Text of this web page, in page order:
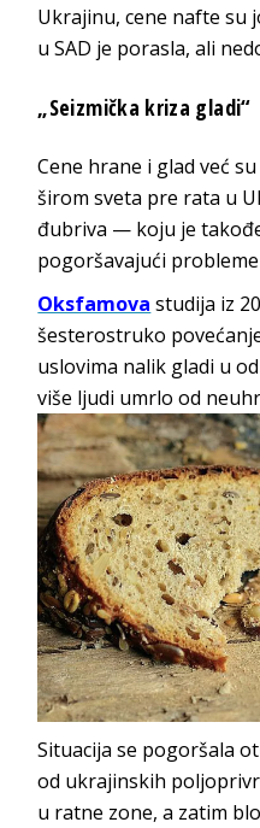
Ukrajinu, cene nafte su
u SAD je porasla, ali
„Seizmička kriza gladi“
Cene hrane i glad već
širom sveta pre rata u
đubriva — koju je
pogoršavajući
Oksfamova studija iz
šesterostruko
uslovima nalik gladi u
više ljudi umrlo od
Situacija se pogoršala
od ukrajinskih
u ratne zone, a zatim